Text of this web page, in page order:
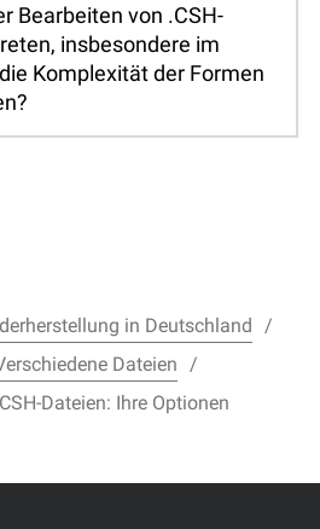
Bearbeiten von .CSH-
insbesondere im
Komplexität der Formen
in Deutschland
Dateien
Dateien: Ihre Optionen